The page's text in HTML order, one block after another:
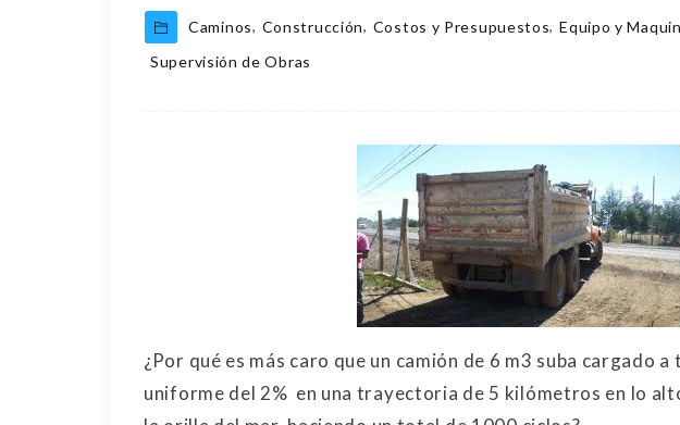
Caminos, Construcción, Costos y Presupuestos, Equipo y
Supervisión de Obras
¿Por qué es más caro que un camión de 6 m3 suba cargado
uniforme del 2% en una trayectoria de 5 kilómetros en lo